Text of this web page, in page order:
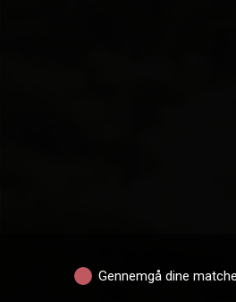
Gennemgå dine